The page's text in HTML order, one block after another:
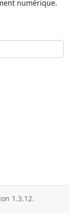
numérique.
1.3.12.